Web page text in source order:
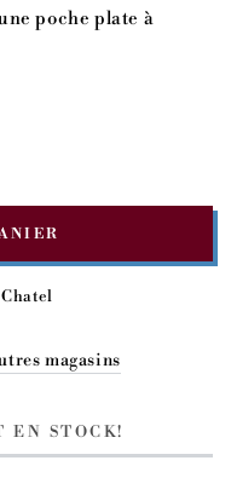
poche plate à
magasins
EN STOCK!